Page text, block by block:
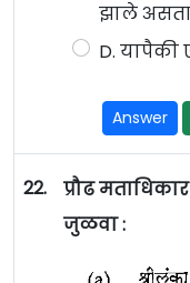
झाले असता
D. यापैकी
Answer
22.
प्रौढ
जुळवा :